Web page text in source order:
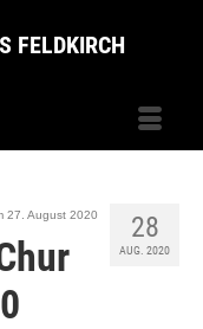
FELDKIRCH
28
AUG. 2020
27. August 2020